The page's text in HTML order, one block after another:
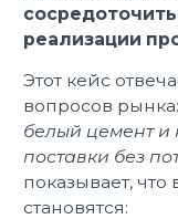
реализации
Этот кейс
вопросов рынка:
белый цемент и
поставки без
показывает,
становятся: